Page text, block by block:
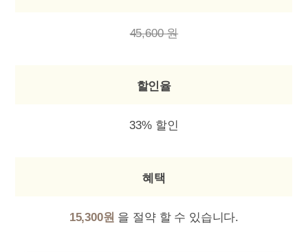
45,600 원
할인율
33% 할인
혜택
15,300원 을 절약 할 수 있습니다.